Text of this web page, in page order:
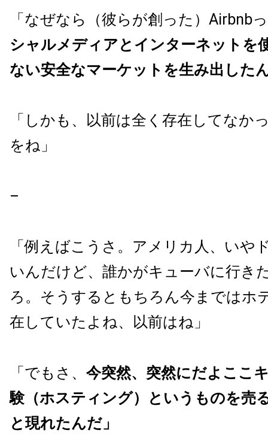
「なぜなら（彼らが創った）Airbnb
シャルメディアとインターネットを
ない安全なマーケットを生み出した
「しかも、以前は全く存在してなか
をね」
–
「例えばこうさ。アメリカ人、いや
いんだけど、誰かがキューバに行き
ろ。そうするともちろん今まではホ
在していたよね、以前はね」
「でもさ、 今突然、突然にだよここ
験（ホスティング）というものを売
と現れたんだ」